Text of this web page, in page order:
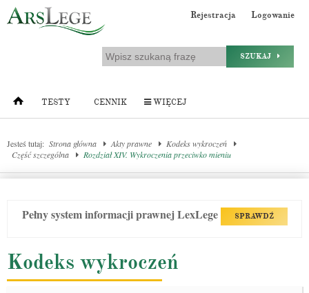
Rejestracja Logowanie
SZUKAJ
TESTY CENNIK WIĘCEJ
Jesteś tutaj: Strona główna Akty prawne
Kodeks wykroczeń
Część szczególna
Rozdział XIV. Wykroczenia przeciwko mieniu
Pełny system informacji prawnej LexLege SPRAWDŹ
Kodeks wykroczeń